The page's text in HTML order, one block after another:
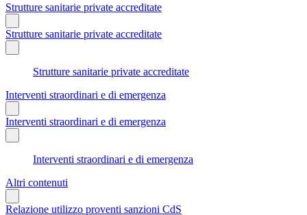
Strutture sanitarie private accreditate
Strutture sanitarie private accreditate
Strutture sanitarie private accreditate
Interventi straordinari e di emergenza
Interventi straordinari e di emergenza
Interventi straordinari e di emergenza
Altri contenuti
Relazione utilizzo proventi sanzioni CdS